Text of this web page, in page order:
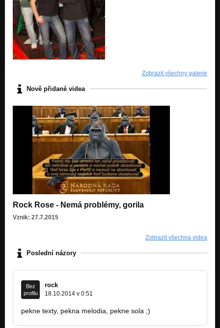
Zobrazit všechny galerie
Nově přidané videa
Rock Rose - Nemá problémy, gorila
Vznik: 27.7.2015
Zobrazit všechna videa
Poslední názory
Bez
profilu
rock
18.10.2014 v 0:51
pekne texty, pekna melodia, pekne sola ;)